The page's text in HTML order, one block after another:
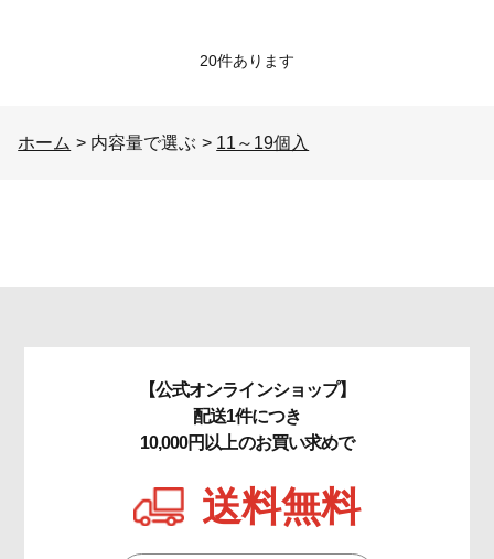
20件あります
ホーム > 内容量で選ぶ > 11～19個入
【公式オンラインショップ】
配送1件につき
10,000円以上のお買い求めで
送料無料